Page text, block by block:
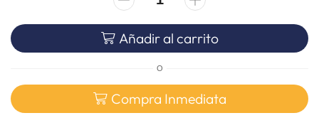
Añadir al carrito
O
Compra Inmediata